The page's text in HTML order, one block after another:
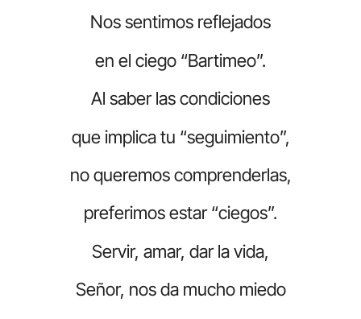
Nos sentimos reflejados
en el ciego “Bartimeo”.
Al saber las condiciones
que implica tu “seguimiento”,
no queremos comprenderlas,
preferimos estar “ciegos”.
Servir, amar, dar la vida,
Señor, nos da mucho miedo